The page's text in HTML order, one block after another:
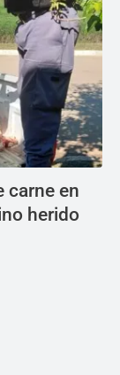
carne en
herido